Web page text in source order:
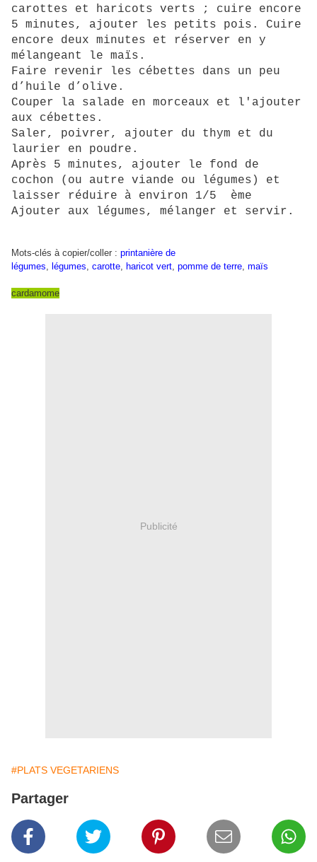
carottes et haricots verts ; cuire encore
5 minutes, ajouter les petits pois. Cuire
encore deux minutes et réserver en y
mélangeant le maïs.
Faire revenir les cébettes dans un peu
d’huile d’olive.
Couper la salade en morceaux et l'ajouter
aux cébettes.
Saler, poivrer, ajouter du thym et du
laurier en poudre.
Après 5 minutes, ajouter le fond de
cochon (ou autre viande ou légumes) et
laisser réduire à environ 1/5 ème
Ajouter aux légumes, mélanger et servir.
Mots-clés à copier/coller : printanière de
légumes, légumes, carotte, haricot vert, pomme de terre, maïs
cardamome
Publicité
#PLATS VEGETARIENS
Partager